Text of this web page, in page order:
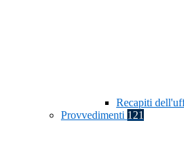
Recapiti
Provvedimenti 121